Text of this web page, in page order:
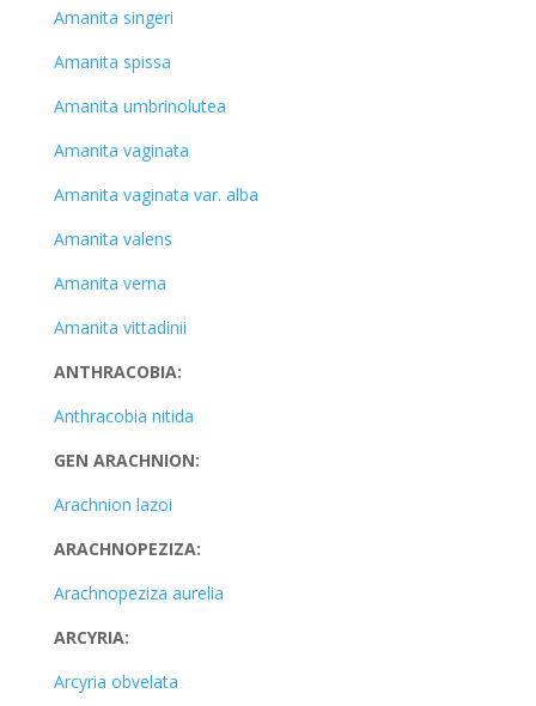
Amanita singeri
Amanita spissa
Amanita umbrinolutea
Amanita vaginata
Amanita vaginata var. alba
Amanita valens
Amanita verna
Amanita vittadinii
ANTHRACOBIA:
Anthracobia nitida
GEN ARACHNION:
Arachnion lazoi
ARACHNOPEZIZA:
Arachnopeziza aurelia
ARCYRIA:
Arcyria obvelata